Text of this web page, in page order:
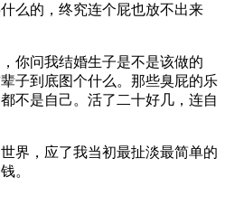
么的，终究连个屁也放不出来
你问我结婚生子是不是该做的
子到底图个什么。那些臭屁的乐
不是自己。活了二十好几，连自
世界，应了我当初最扯淡最简单的
。